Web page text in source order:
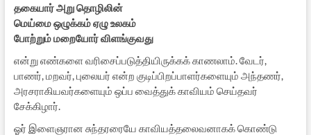
தகையார் அறு தொழிலின்
மெய்மை ஒழுக்கம் ஏழு உலகம்
போற்றும் மறையோர் விளங்குவது
என்று எண்களை வரிசைப்படுத்தியிருக்கக் காணலாம். வேடர்,
பாணர், மறவர், புலையர் என்ற குடிப்பிறப்பாளர்களையும் அந்தணர்,
அரசராகியவர்களையும் ஒப்ப வைத்துக் காவியம் செய்தவர்
சேக்கிழார்.
ஓர் இளைஞரான சுந்தரரையே காவியத்தலைவனாகக் கொண்டு